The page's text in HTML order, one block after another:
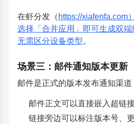
在虾分发（ https://xiafenfa.com
选择「合并应用」即可生成双
无需区分设备类型。
场景三：邮件通知版本更新
邮件是正式的版本发布通知渠道
邮件正文可以直接嵌入超链
链接旁边可以标注版本号、